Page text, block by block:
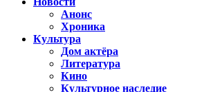
Анонс
Хроника
Культура
Дом актёра
Литература
Кино
Культурное наследие